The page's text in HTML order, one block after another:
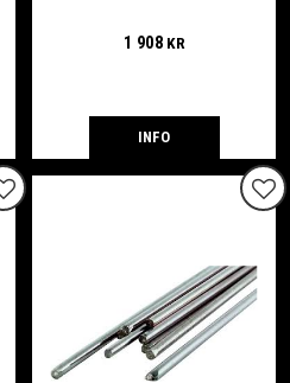
1 908KR
INFO
Lägg till i favoriter